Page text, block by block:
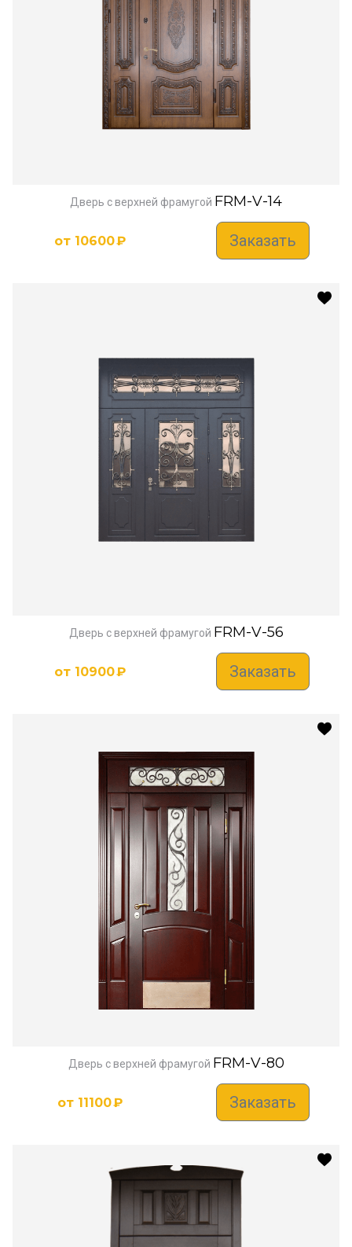
Дверь с верхней фрамугой FRM-V-14
от 10600₽ Заказать
Дверь с верхней фрамугой FRM-V-56
от 10900₽ Заказать
Дверь с верхней фрамугой FRM-V-80
от 11100₽ Заказать